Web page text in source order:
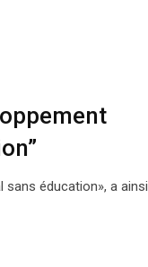
sans éducation», a ainsi